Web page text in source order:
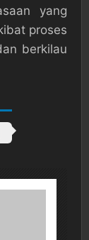
yang
proses
berkilau